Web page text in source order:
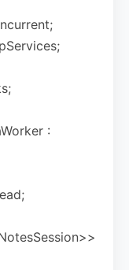
: